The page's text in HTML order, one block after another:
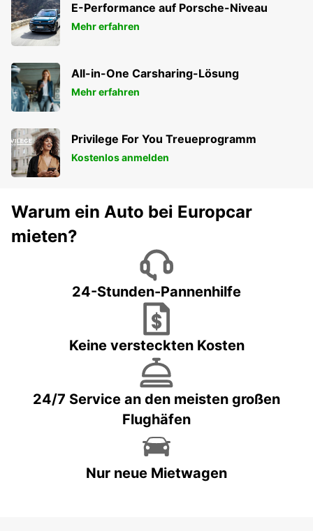
E-Performance auf Porsche-Niveau
Mehr erfahren
All-in-One Carsharing-Lösung
Mehr erfahren
Privilege For You Treueprogramm
Kostenlos anmelden
Warum ein Auto bei Europcar
mieten?
24-Stunden-Pannenhilfe
Keine versteckten Kosten
24/7 Service an den meisten großen
Flughäfen
Nur neue Mietwagen